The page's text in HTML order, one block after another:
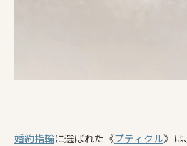
婚約指輪に選ばれた《プティクル》は、